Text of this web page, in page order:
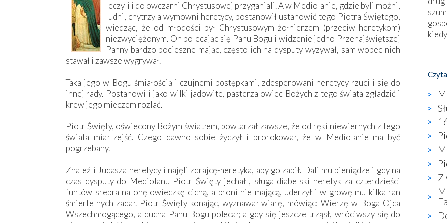
leczyli i do owczarni Chrystusowej przyganiali. A w Mediola­nie, gdzie byli możni,
ludni, chytrzy a wymowni heretycy, postanowił ustanowić tego Piotra Świętego,
wiedząc, że od młodości był Chrystusowym żołnierzem (przeciw heretykom)
niezwyciężonym. On polecając się Panu Bogu i widzenie jedno Przenajświętszej
Panny bardzo pocieszne mając, często ich na dysputy wyzywał, sam wobec nich
stawał i zawsze wygrywał.
Taka jego w Bogu śmiałością i czujnemi postępkami, zdesperowani heretycy rzucili się do
innej rady. Postanowili jako wilki jadowite, pasterza owiec Bożych z tego świata zgładzić i
krew jego mieczem rozlać.
Piotr Święty, oświecony Bożym światłem, powtarzał zawsze, że od ręki niewiernych z tego
świata miał zejść. Czego dawno sobie życzył i prorokował, że w Mediolanie ma być
pogrzebany.
Znaleźli Judasza heretycy i najęli zdrajcę-heretyka, aby go zabił. Dali mu pieniądze i gdy na
czas dysputy do Mediolanu Piotr Święty jechał , sługa diabelski heretyk za czterdzieści
funtów srebra na onę owieczkę cichą, a broni nie mającą, uderzył i w głowę mu kilka ran
śmiertelnych zadał. Piotr Święty konając, wyznawał wiarę, mówiąc: Wierzę w Boga Ojca
Wszechmogącego, a ducha Panu Bogu polecał; a gdy się jeszcze trząsł, wróciwszy się do
co
Z